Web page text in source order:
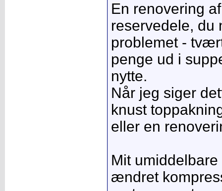
En renovering
reservedele,
problemet -
penge ud i
nytte.
Når jeg siger
knust
eller en
Mit
ændret